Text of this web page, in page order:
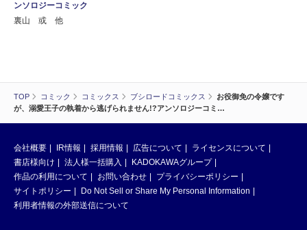
TOP コミック コミックス ブシロードコミックス
お役御免の令嬢です
が、溺愛王子の執着から逃げられません!?アンソロジーコミ…
ンソロジーコミック
裏山 或 他
会社概要 IR情報 採用情報 広告について
ライセンスについて
書店様向け
法人様一括購入
KADOKAWAグループ
作品の利用について
お問い合わせ
プライバシーポリシー
サイトポリシー
Do Not Sell or Share My Personal Information
利用者情報の外部送信について